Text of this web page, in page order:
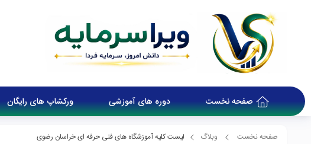
صفحه نخست دوره های آموزشی ورکشاپ های رایگان
صفحه نخست وبلاگ لیست کلیه آموزشگاه های فنی حرفه ای خراسان رضوی